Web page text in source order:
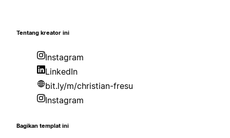
Tentang kreator ini
Instagram
LinkedIn
bit.ly/m/christian-fresu
Instagram
Bagikan templat ini